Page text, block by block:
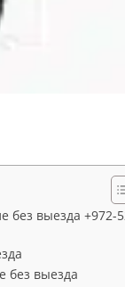
без выезда +972-
без выезда